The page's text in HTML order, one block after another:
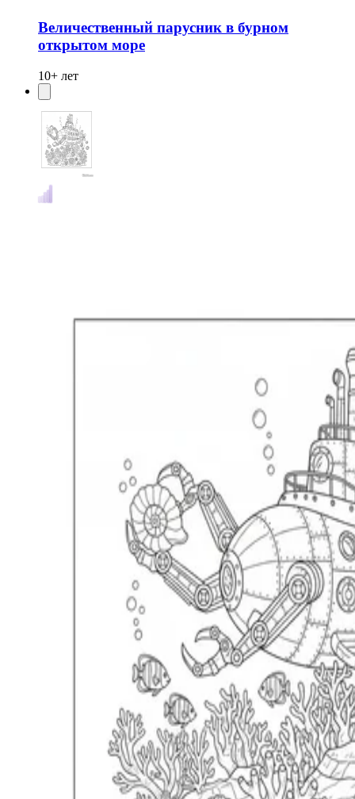
Величественный парусник в бурном
открытом море
10+ лет